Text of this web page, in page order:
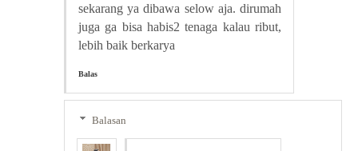
sekarang ya dibawa selow aja. dirumah
juga ga bisa habis2 tenaga kalau ribut,
lebih baik berkarya
Balas
Balasan